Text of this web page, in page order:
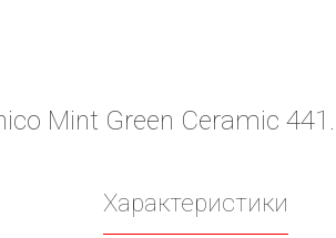
Mint Green Ceramic
Характеристики